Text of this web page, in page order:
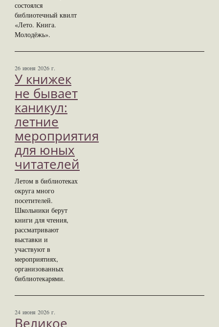
состоялся
библиотечный квилт
«Лето. Книга.
Молодёжь».
26 июня 2026 г.
У книжек
не бывает
каникул:
летние
мероприятия
для юных
читателей
Летом в библиотеках
округа много
посетителей.
Школьники берут
книги для чтения,
рассматривают
выставки и
участвуют в
мероприятиях,
организованных
библиотекарями.
24 июня 2026 г.
Великое